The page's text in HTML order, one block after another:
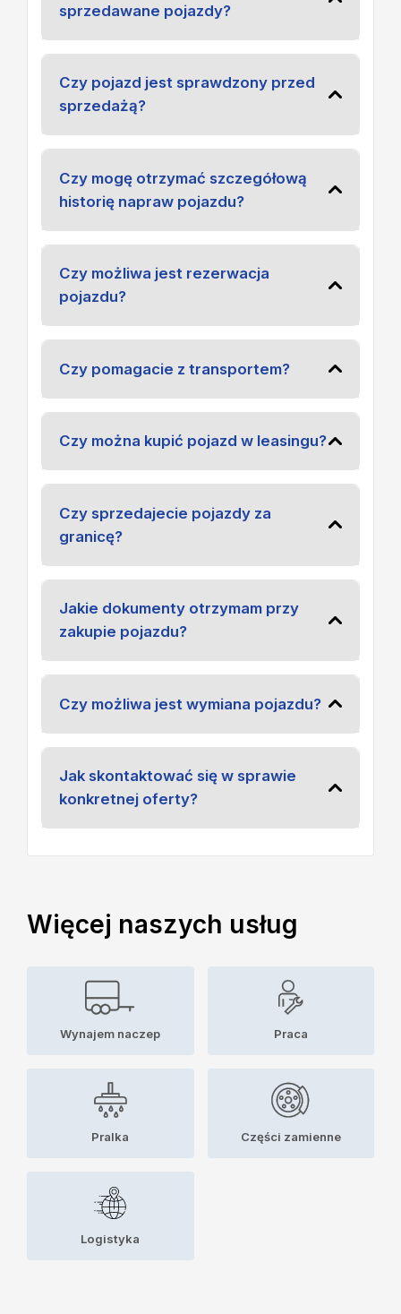
sprzedawane pojazdy?
Czy pojazd jest sprawdzony przed
sprzedażą?
Czy mogę otrzymać szczegółową
historię napraw pojazdu?
Czy możliwa jest rezerwacja
pojazdu?
Czy pomagacie z transportem?
Czy można kupić pojazd w leasingu?
Czy sprzedajecie pojazdy za
granicę?
Jakie dokumenty otrzymam przy
zakupie pojazdu?
Czy możliwa jest wymiana pojazdu?
Jak skontaktować się w sprawie
konkretnej oferty?
Więcej naszych usług
Wynajem naczep Praca
Pralka Części zamienne
Logistyka